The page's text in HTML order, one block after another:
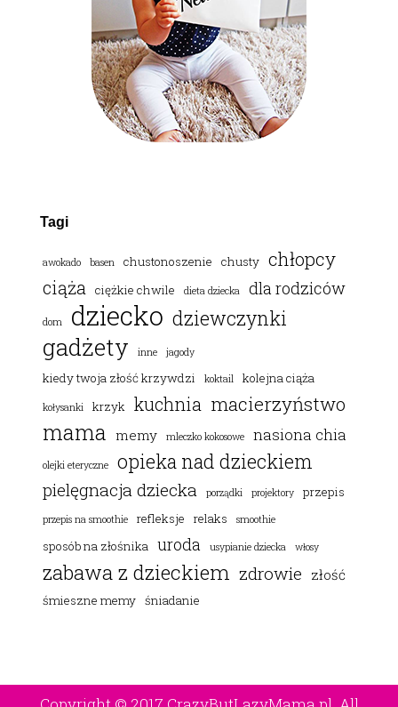
Tagi
awokado basen chustonoszenie chusty chłopcy
ciąża ciężkie chwile dieta dziecka dla rodziców
dom dziecko dziewczynki
gadżety inne jagody
kiedy twoja złość krzywdzi koktail kolejna ciąża
kołysanki krzyk kuchnia macierzyństwo
mama memy mleczko kokosowe nasiona chia
olejki eteryczne opieka nad dzieckiem
pielęgnacja dziecka porządki projektory przepis
przepis na smoothie refleksje relaks smoothie
sposób na złośnika uroda usypianie dziecka włosy
zabawa z dzieckiem zdrowie złość
śmieszne memy śniadanie